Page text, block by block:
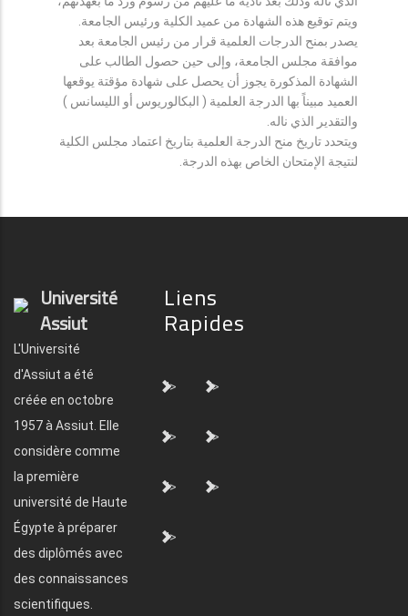
ويتم توقيع هذه الشهادة من عميد الكلية ورئيس الجامعة.
يصدر بمنح الدرجات العلمية قرار من رئيس الجامعة بعد
موافقة مجلس الجامعة، وإلى حين حصول الطالب على
الشهادة المذكورة يجوز أن يحصل على شهادة مؤقتة يوقعها
العميد مبيناً بها الدرجة العلمية ( البكالوريوس أو الليسانس )
والتقدير الذي ناله.
ويتحدد تاريخ منح الدرجة العلمية بتاريخ اعتماد مجلس الكلية
لنتيجة الإمتحان الخاص بهذه الدرجة.
Université
Assiut
L'Université
d'Assiut a été
créée en octobre
1957 à Assiut. Elle
considère comme
la première
université de Haute
Égypte à préparer
des diplômés avec
des connaissances
scientifiques.
Liens
Rapides
"> ">
"> ">
"> ">
">